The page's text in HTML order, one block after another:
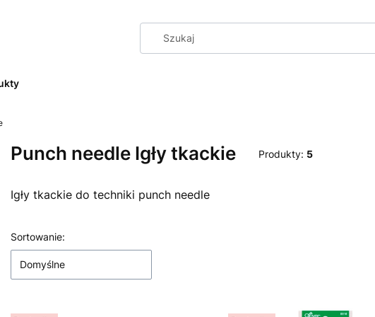
Punch needle Igły tkackie Produkty: 5
Igły tkackie do techniki punch needle
Lista produktów
Sortowanie:
Domyślne